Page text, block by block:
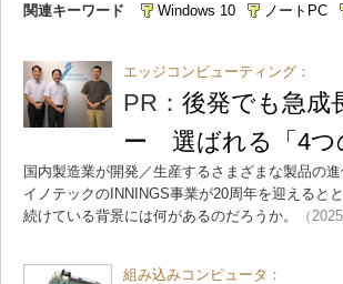
関連キーワード Windows 10 ノートPC
エッジコンピューティング：
PR： 後発でも急成
ー 選ばれる「4つ
国内製造業が開発／生産するさまざまな製品の
イノテックのINNINGS事業が20周年を迎えると
続けている背景には何があるのだろうか。
（
組み込みコンピュータ：